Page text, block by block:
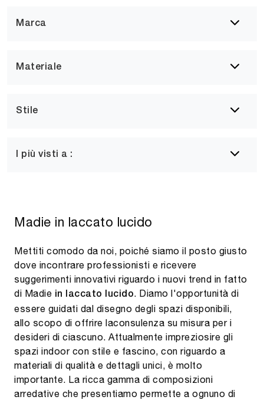
Marca
Materiale
Stile
I più visti a :
Madie in laccato lucido
Mettiti comodo da noi, poiché siamo il posto giusto
dove incontrare professionisti e ricevere
suggerimenti innovativi riguardo i nuovi trend in fatto
di Madie
in laccato lucido. Diamo l'opportunità di
essere guidati dal disegno degli spazi disponibili,
allo scopo di offrire laconsulenza su misura per i
desideri di ciascuno. Attualmente impreziosire gli
spazi indoor con stile e fascino, con riguardo a
materiali di qualità e dettagli unici, è molto
importante. La ricca gamma di composizioni
arredative che presentiamo permette a ognuno di